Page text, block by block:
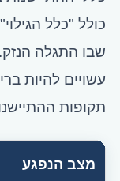
כולל "כלל
שבו התגלה
עשויים להיות
תקופות
מצב הנפגע